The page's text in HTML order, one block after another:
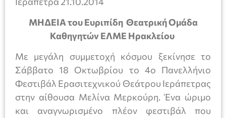
ΜΗΔΕΙΑ του Ευριπίδη Θεατρική Ομάδα
Καθηγητών ΕΛΜΕ Ηρακλείου
Με μεγάλη συμμετοχή κόσμου ξεκίνησε το
Σάββατο 18 Οκτωβρίου το 4ο Πανελλήνιο
Φεστιβάλ Ερασιτεχνικού Θεάτρου Ιεράπετρας
στην αίθουσα Μελίνα Μερκούρη. Ένα ώριμο
και αναγνωρισμένο πλέον φεστιβάλ που